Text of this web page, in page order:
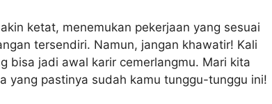
ketat, menemukan pekerjaan yang sesuai
tersendiri. Namun, jangan khawatir! Kali
bisa jadi awal karir cemerlangmu. Mari kita
yang pastinya sudah kamu tunggu-tunggu ini!